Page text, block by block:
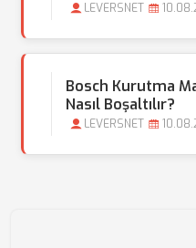
LEVERSNET
Bosch Kurutma
Nasıl Boşaltılır?
LEVERSNET